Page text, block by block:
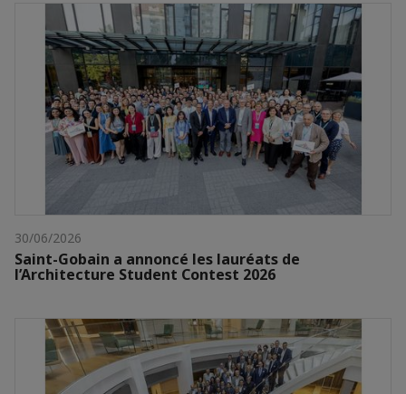
30/06/2026
Saint-Gobain a annoncé les lauréats de
l’Architecture Student Contest 2026